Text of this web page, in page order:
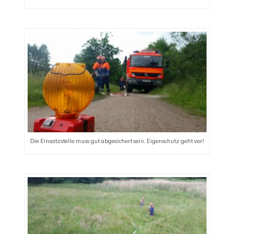
Die Einsatzstelle muss gut abgesichert sein. Eigenschutz geht vor!